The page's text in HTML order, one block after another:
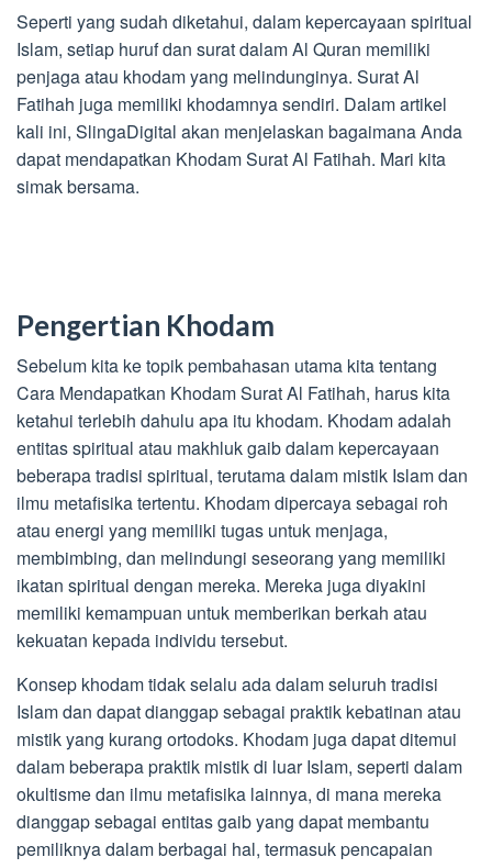
Seperti yang sudah diketahui, dalam kepercayaan spiritual
Islam, setiap huruf dan surat dalam Al Quran memiliki
penjaga atau khodam yang melindunginya. Surat Al
Fatihah juga memiliki khodamnya sendiri. Dalam artikel
kali ini, SlingaDigital akan menjelaskan bagaimana Anda
dapat mendapatkan Khodam Surat Al Fatihah. Mari kita
simak bersama.
Pengertian Khodam
Sebelum kita ke topik pembahasan utama kita tentang
Cara Mendapatkan Khodam Surat Al Fatihah, harus kita
ketahui terlebih dahulu apa itu khodam. Khodam adalah
entitas spiritual atau makhluk gaib dalam kepercayaan
beberapa tradisi spiritual, terutama dalam mistik Islam dan
ilmu metafisika tertentu. Khodam dipercaya sebagai roh
atau energi yang memiliki tugas untuk menjaga,
membimbing, dan melindungi seseorang yang memiliki
ikatan spiritual dengan mereka. Mereka juga diyakini
memiliki kemampuan untuk memberikan berkah atau
kekuatan kepada individu tersebut.
Konsep khodam tidak selalu ada dalam seluruh tradisi
Islam dan dapat dianggap sebagai praktik kebatinan atau
mistik yang kurang ortodoks. Khodam juga dapat ditemui
dalam beberapa praktik mistik di luar Islam, seperti dalam
okultisme dan ilmu metafisika lainnya, di mana mereka
dianggap sebagai entitas gaib yang dapat membantu
pemiliknya dalam berbagai hal, termasuk pencapaian